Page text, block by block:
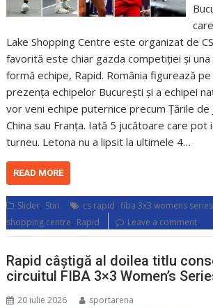
Lake Shopping Centre este organizat de
favorită este chiar gazda competiției și
formă echipe, Rapid. România figurează
prezența echipelor București și a echipei
vor veni echipe puternice precum Țările de
China sau Franța. Iată 5 jucătoare care pot
turneu. Letona nu a lipsit la ultimele 4…
READ MORE
Slider, Stiri cs rapid,fiba 3x3 womens series
shopping centre, Rapid Leave a comment
Rapid câștigă al doilea titlu
circuitul FIBA 3×3 Women’s
20 iulie 2026 sportarena